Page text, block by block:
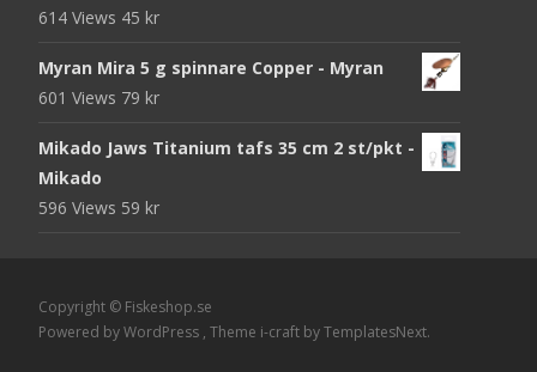
614 Views 45 kr
Myran Mira 5 g spinnare Copper - Myran
601 Views 79 kr
Mikado Jaws Titanium tafs 35 cm 2 st/pkt -
Mikado
596 Views 59 kr
Copyright © Fiskeshop.se
Powered by WordPress , Theme i-craft by TemplatesNext.